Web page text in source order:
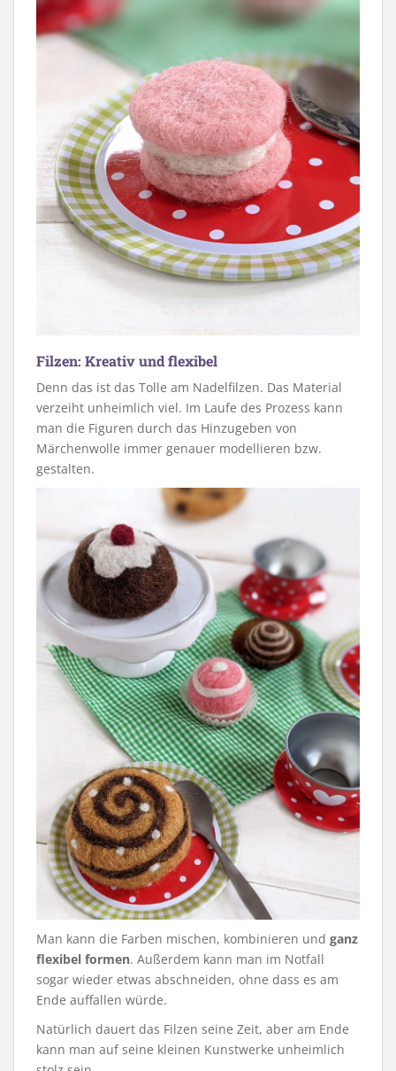
Filzen: Kreativ und flexibel
Denn das ist das Tolle am Nadelfilzen. Das Material
verzeiht unheimlich viel. Im Laufe des Prozess kann
man die Figuren durch das Hinzugeben von
Märchenwolle immer genauer modellieren bzw.
gestalten.
Man kann die Farben mischen, kombinieren und ganz
flexibel formen. Außerdem kann man im Notfall
sogar wieder etwas abschneiden, ohne dass es am
Ende auffallen würde.
Natürlich dauert das Filzen seine Zeit, aber am Ende
kann man auf seine kleinen Kunstwerke unheimlich